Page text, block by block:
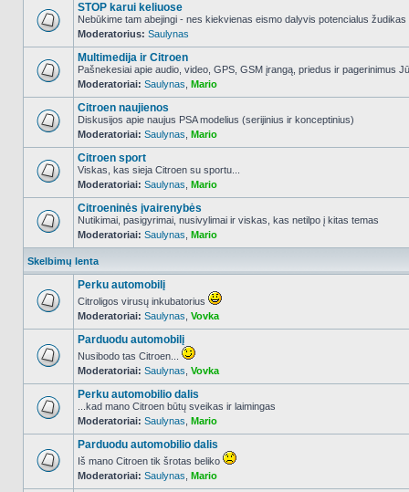
NO_UNREAD_POSTS
STOP karui keliuose
Nebūkime tam abejingi - nes kiekvienas eismo dalyvis potencialus žudikas
Moderatorius: Saulynas
NO_UNREAD_POSTS
Multimedija ir Citroen
Pašnekesiai apie audio, video, GPS, GSM įrangą, priedus ir pagerinimus
Moderatoriai: Saulynas Mario
NO_UNREAD_POSTS
Citroen naujienos
Diskusijos apie naujus PSA modelius (serijinius ir konceptinius)
Moderatoriai: Saulynas Mario
NO_UNREAD_POSTS
Citroen sport
Viskas, kas sieja Citroen su sportu...
Moderatoriai: Saulynas Mario
NO_UNREAD_POSTS
Citroeninės įvairenybės
Nutikimai, pasigyrimai, nusivylimai ir viskas, kas netilpo į kitas temas
Moderatoriai: Saulynas Mario
Skelbimų lenta
NO_UNREAD_POSTS
Perku automobilį
Citroligos virusų inkubatorius
Moderatoriai: Saulynas Vovka
NO_UNREAD_POSTS
Parduodu automobilį
Nusibodo tas Citroen...
Moderatoriai: Saulynas Vovka
NO_UNREAD_POSTS
Perku automobilio dalis
...kad mano Citroen būtų sveikas ir laimingas
Moderatoriai: Saulynas Mario
NO_UNREAD_POSTS
Parduodu automobilio dalis
Iš mano Citroen tik šrotas beliko
Moderatoriai: Saulynas Mario